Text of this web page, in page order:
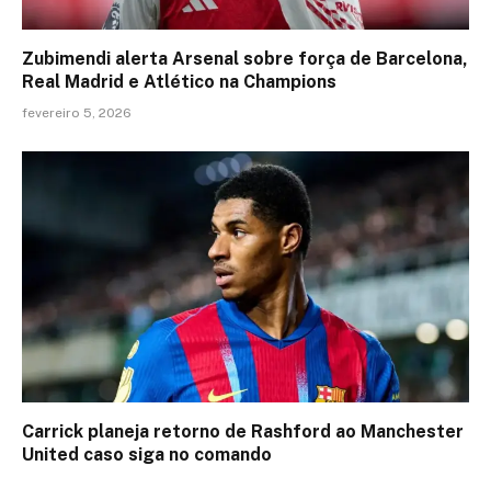
Zubimendi alerta Arsenal sobre força de Barcelona,
Real Madrid e Atlético na Champions
fevereiro 5, 2026
Carrick planeja retorno de Rashford ao Manchester
United caso siga no comando